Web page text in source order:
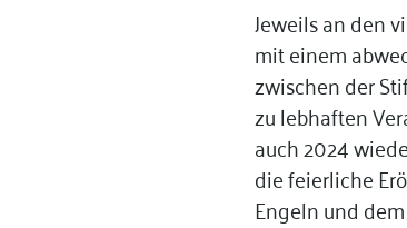
Jeweils an den
mit einem
zwischen der
zu lebhaften
auch 2024
die feierliche
Engeln und